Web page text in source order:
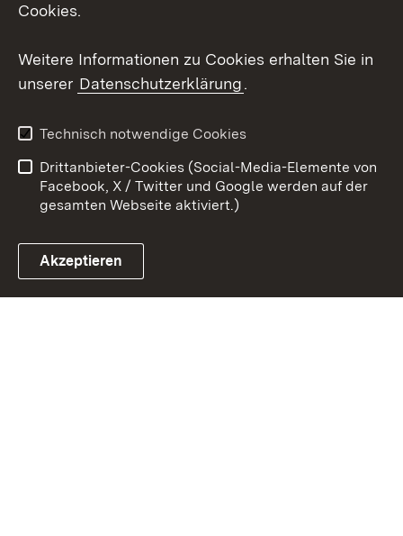
Youtube
Link zum Landesportal
Kontakt
Datenschutz
Barrierefreiheit
Impressum Cookies
Cookies.
Weitere Informationen zu Cookies erhalten Sie in
unserer Datenschutzerklärung.
Technisch notwendige Cookies
Drittanbieter-Cookies (Social-Media-Elemente von
Facebook, X / Twitter und Google werden auf der
gesamten Webseite aktiviert.)
Akzeptieren